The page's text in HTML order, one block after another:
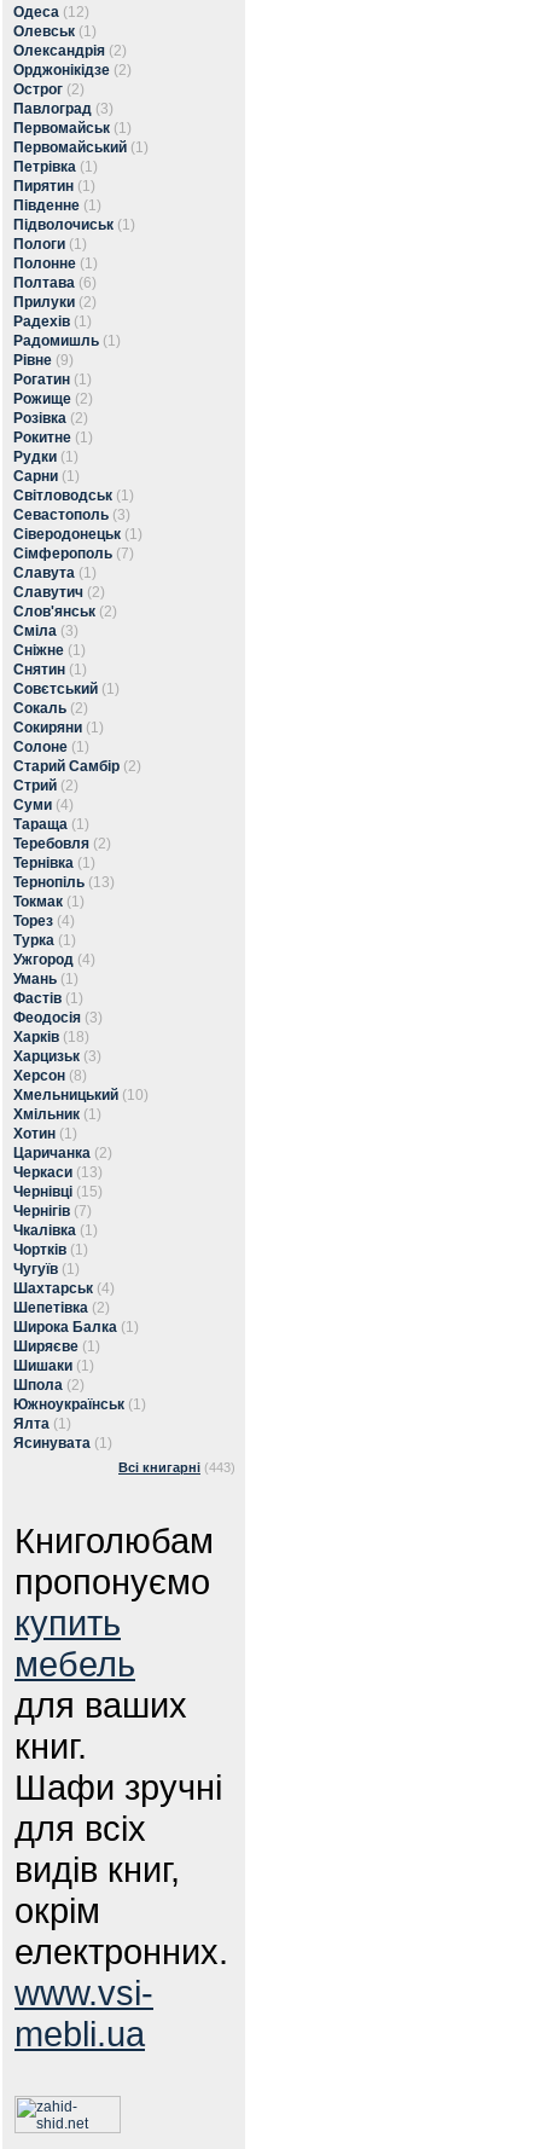
Одеса (12)
Олевськ (1)
Олександрія (2)
Орджонікідзе (2)
Острог (2)
Павлоград (3)
Первомайськ (1)
Первомайський (1)
Петрівка (1)
Пирятин (1)
Південне (1)
Підволочиськ (1)
Пологи (1)
Полонне (1)
Полтава (6)
Прилуки (2)
Радехів (1)
Радомишль (1)
Рівне (9)
Рогатин (1)
Рожище (2)
Розівка (2)
Рокитне (1)
Рудки (1)
Сарни (1)
Світловодськ (1)
Севастополь (3)
Сіверодонецьк (1)
Сімферополь (7)
Славута (1)
Славутич (2)
Слов'янськ (2)
Сміла (3)
Сніжне (1)
Снятин (1)
Совєтський (1)
Сокаль (2)
Сокиряни (1)
Солоне (1)
Старий Самбір (2)
Стрий (2)
Суми (4)
Тараща (1)
Теребовля (2)
Тернівка (1)
Тернопіль (13)
Токмак (1)
Торез (4)
Турка (1)
Ужгород (4)
Умань (1)
Фастів (1)
Феодосія (3)
Харків (18)
Харцизьк (3)
Херсон (8)
Хмельницький (10)
Хмільник (1)
Хотин (1)
Царичанка (2)
Черкаси (13)
Чернівці (15)
Чернігів (7)
Чкалівка (1)
Чортків (1)
Чугуїв (1)
Шахтарськ (4)
Шепетівка (2)
Широка Балка (1)
Ширяєве (1)
Шишаки (1)
Шпола (2)
Южноукраїнськ (1)
Ялта (1)
Ясинувата (1)
Всі книгарні (443)
Книголюбам
пропонуємо
купить
мебель
для ваших
книг.
Шафи зручні
для всіх
видів книг,
окрім
електронних.
www.vsi-
mebli.ua